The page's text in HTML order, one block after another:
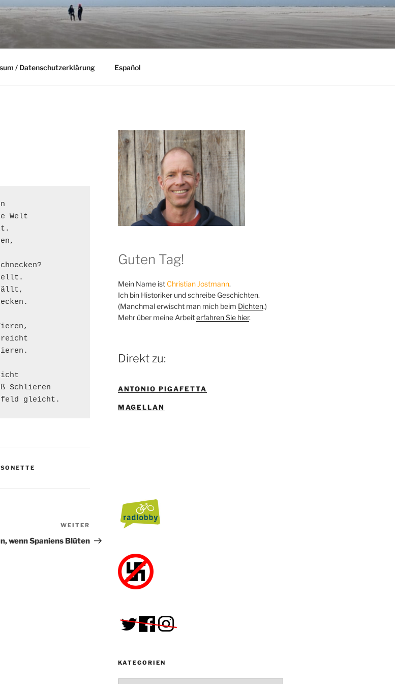
/ Datenschutzerklärung Español
Welt
reicht
Schlieren
gleicht.
SONETTE
Nächster
Beitrag
WEITER
wenn Spaniens Blüten
Guten Tag!
Mein Name ist Christian Jostmann.
Ich bin Historiker und schreibe Geschichten.
(Manchmal erwischt man mich beim Dichten.)
Mehr über meine Arbeiterfahren Sie hier.
Direkt zu:
ANTONIO PIGAFETTA
MAGELLAN
KATEGORIEN